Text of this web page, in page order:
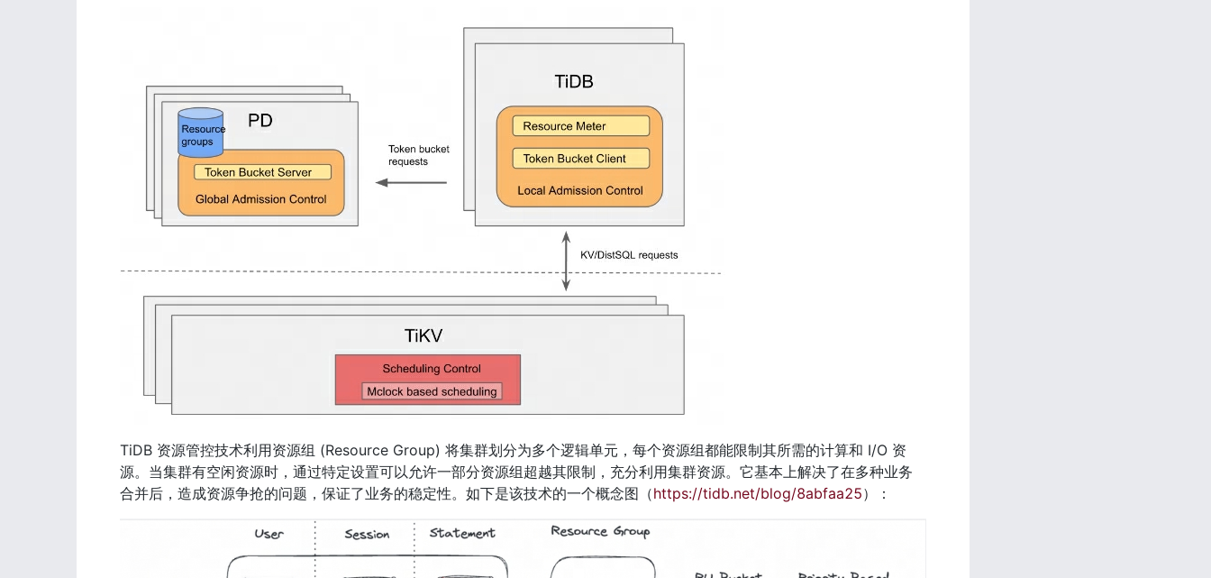
TiDB 资源管控技术利用资源组 (Resource Group) 将集群划分为多个逻辑单元，每个资源组都能限制其所需的计算和 I/O 资
源。当集群有空闲资源时，通过特定设置可以允许一部分资源组超越其限制，充分利用集群资源。它基本上解决了在多种业务
合并后，造成资源争抢的问题，保证了业务的稳定性。如下是该技术的一个概念图（https://tidb.net/blog/8abfaa25）：